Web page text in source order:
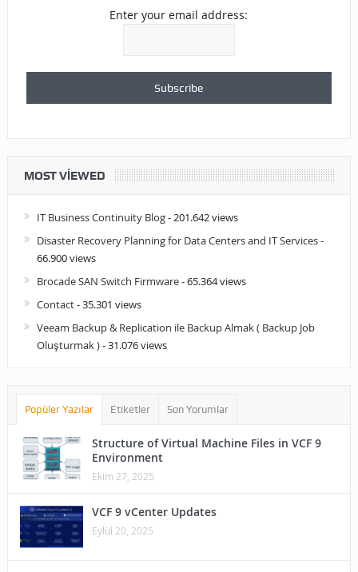
Enter your email address:
MOST VIEWED
IT Business Continuity Blog- 201.642 views
Disaster Recovery Planning for Data Centers and IT Services-
66.900 views
Brocade SAN Switch Firmware- 65.364 views
Contact- 35.301 views
Veeam Backup & Replication ile Backup Almak ( Backup Job
Oluşturmak )- 31.076 views
Popüler Yazılar Etiketler Son Yorumlar
Structure of Virtual Machine Files in VCF 9
Environment
Ekim 27, 2025
VCF 9 vCenter Updates
Eylül 20, 2025